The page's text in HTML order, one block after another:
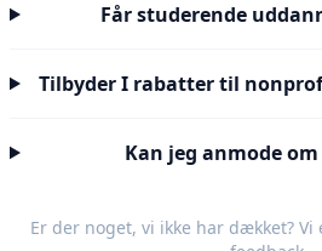
Får studerende
Tilbyder I rabatter til
Kan jeg anmode
Er der noget, vi ikke har dækket?